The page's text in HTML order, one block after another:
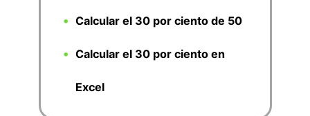
Calcular el 30 por ciento de 50
Calcular el 30 por ciento en
Excel